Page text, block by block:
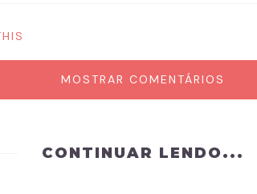
MOSTRAR COMENTÁRIOS
CONTINUAR LENDO...